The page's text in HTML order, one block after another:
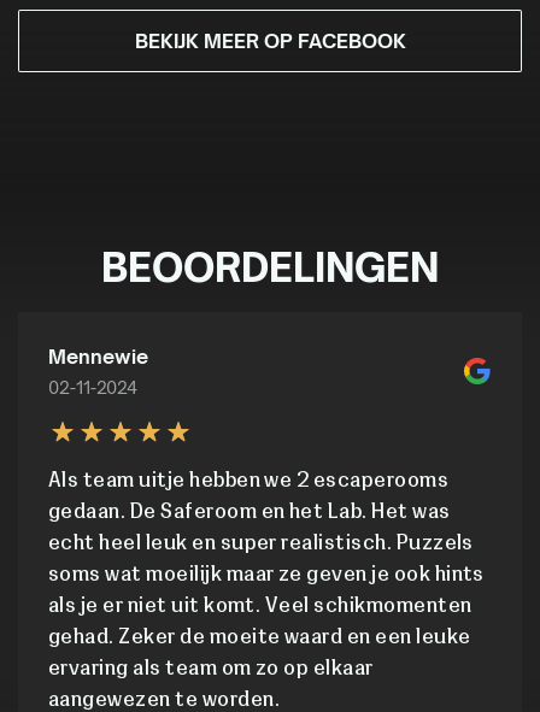
BEKIJK MEER OP FACEBOOK
BEOORDELINGEN
Mennewie
02-11-2024
Als team uitje hebben we 2 escaperooms
gedaan. De Saferoom en het Lab. Het was
echt heel leuk en super realistisch. Puzzels
soms wat moeilijk maar ze geven je ook hints
als je er niet uit komt. Veel schikmomenten
gehad. Zeker de moeite waard en een leuke
ervaring als team om zo op elkaar
aangewezen te worden.